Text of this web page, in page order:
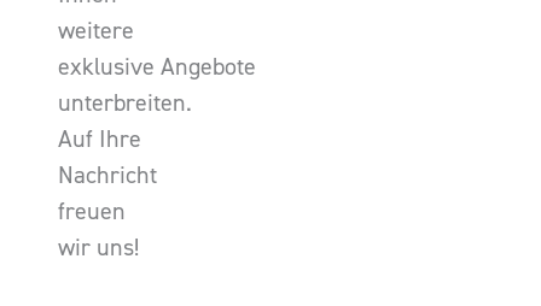
weitere
exklusive Angebote
unterbreiten.
Auf Ihre
Nachricht
freuen
wir uns!